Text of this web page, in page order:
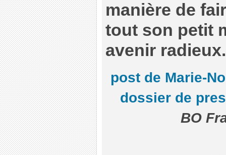
manière de
tout son petit
avenir radieux.
post de Marie-No
dossier de
BO